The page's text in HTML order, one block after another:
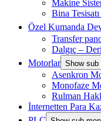
Makine
Bina
Özel Kumanda
Transfer
Dalgıç –
Motorlar Show sub
Asenkron
Monofaze
Rulman
İnternetten Para